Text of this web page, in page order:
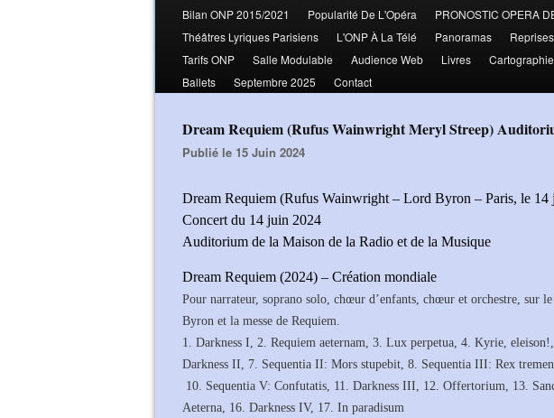
Bilan ONP 2015/2021
Popularité De L'Opéra PRONOSTIC OPERA
Théâtres Lyriques Parisiens
L'ONP À La Télé Panoramas
Tarifs ONP
Salle Modulable Audience Web Livres
Ballets
Septembre 2025 Contact
Dream Requiem (Rufus Wainwright Meryl Streep)
Publié le 15 Juin 2024
Dream Requiem (Rufus Wainwright – Lord Byron – Paris, le 14
Concert du 14 juin 2024
Auditorium de la Maison de la Radio et de la Musique
Dream Requiem (2024) – Création mondiale
Pour narrateur, soprano solo, chœur d’enfants, chœur et orchestre, sur
Byron et la messe de Requiem.
1. Darkness I, 2. Requiem aeternam, 3. Lux perpetua, 4. Kyrie,
Darkness II, 7. Sequentia II: Mors stupebit, 8. Sequentia III: Rex
10. Sequentia V: Confutatis, 11. Darkness III, 12. Offertorium, 13.
Aeterna, 16. Darkness IV, 17. In paradisum